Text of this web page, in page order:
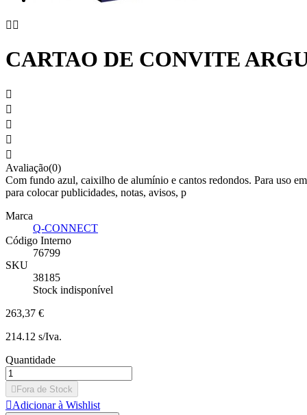
 
CARTAO DE CONVITE





Avaliação(0)
Com fundo azul, caixilho de alumínio e cantos redondos. Para uso
para colocar publicidades, notas, avisos, p
Marca
Q-CONNECT
Código Interno
76799
SKU
38185
Stock indisponível
263,37 €
214.12 s/Iva.
Quantidade
 Fora de Stock
Adicionar à Wishlist